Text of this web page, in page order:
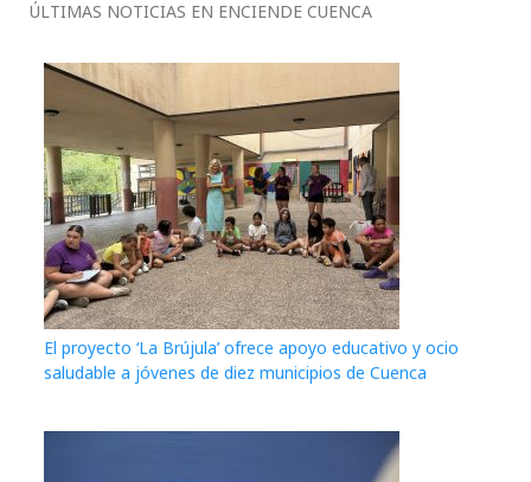
ÚLTIMAS NOTICIAS EN ENCIENDE CUENCA
El proyecto ‘La Brújula’ ofrece apoyo educativo y ocio
saludable a jóvenes de diez municipios de Cuenca